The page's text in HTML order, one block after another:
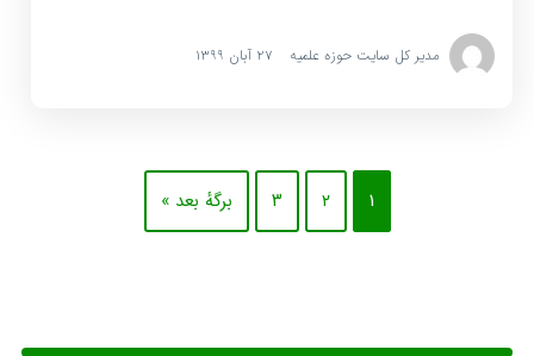
مدیر کل سایت حوزه علمیه
۱ ۲ ۳ برگهٔ بعد »